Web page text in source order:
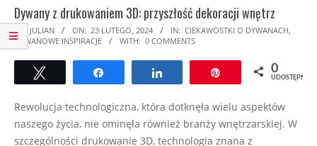
Dywany z drukowaniem 3D: przyszłość dekoracji wnętrz
2024-
02-
23
BY: JULIAN ON: 23 LUTEGO, 2024 IN: CIEKAWOSTKI O DYWANACH
DYWANOWE INSPIRACJE
WITH: 0 COMMENTS
Udostępnij Udostępnij Przypnij 0
UDOSTĘPNIEŃ
Rewolucja technologiczna, która dotknęła wielu aspektów
naszego życia, nie ominęła również branży wnętrzarskiej. W
szczególności drukowanie 3D, technologia znana z